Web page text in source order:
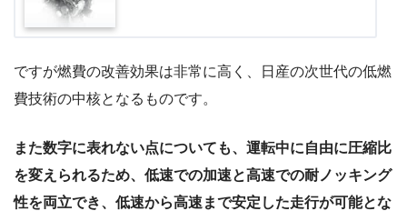
ですが燃費の改善効果は非常に高く、日産の次世代の低燃
費技術の中核となるものです。
また数字に表れない点についても、運転中に自由に圧縮比
を変えられるため、低速での加速と高速での耐ノッキング
性を両立でき、低速から高速まで安定した走行が可能とな